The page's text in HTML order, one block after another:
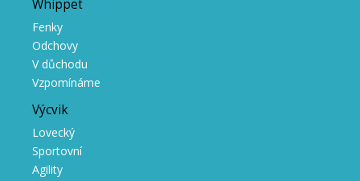
Whippet
Fenky
Odchovy
V důchodu
Vzpomínáme
Výcvik
Lovecký
Sportovní
Agility